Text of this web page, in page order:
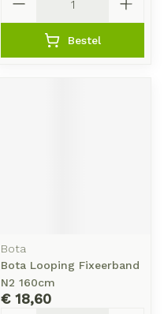
Bestel
Bota
Bota Looping Fixeerband
N2 160cm
€ 18,60